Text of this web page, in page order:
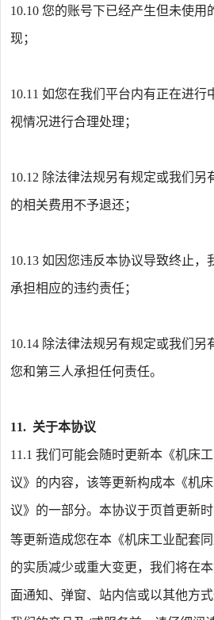
10.10您的账号下已经产生但未使用
现；
10.11如您在我们平台内有正在进行
视情况进行合理处理；
10.12 除法律法规另有规定或我们另
的相关费用不予退还；
10.13如因您违反本协议导致终止，
承担相应的违约责任；
10.14 除法律法规另有规定或我们另
您和第三人承担任何责任。
11. 关于本协议
11.1我们可能会随时更新本《机床
议》的内容，该等更新构成本《机
议》的一部分。本协议于页首更新
等更新造成您在本《机床工业配套
的实质减少或重大变更，我们将在
面通知、弹窗、站内信或以其他方